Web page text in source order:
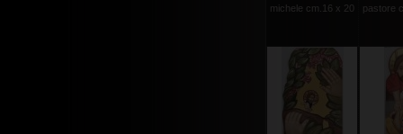
michele cm.16 x 20
pastore